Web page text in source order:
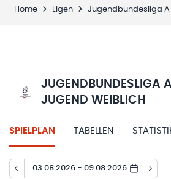
Home Ligen Jugendbundesliga
JUGENDBUNDESLIGA
JUGEND WEIBLICH
SPIELPLAN TABELLEN
03.08.2026 - 09.08.2026